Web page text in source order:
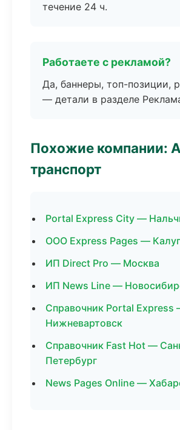
течение 24 ч.
Работаете с рекламой?
Да, баннеры, топ-позиции,
— детали в разделе
Похожие компании:
транспорт
Portal Express City —
ООО Express Pages —
ИП Direct Pro — Москва
ИП News Line —
Справочник Portal Express
Нижневартовск
Справочник Fast Hot —
Петербург
News Pages Online —